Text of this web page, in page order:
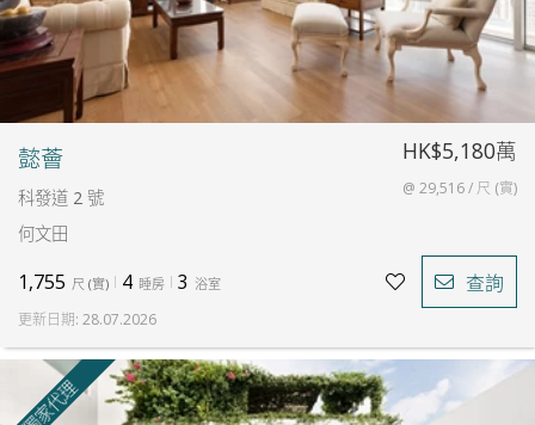
懿薈
科發道 2 號
何文田
HK$5,180萬
@ 29,516 / 尺 (實)
1,755 尺 (實) 4 睡房 3 浴室 查詢
更新日期: 28.07.2026
獨家代理